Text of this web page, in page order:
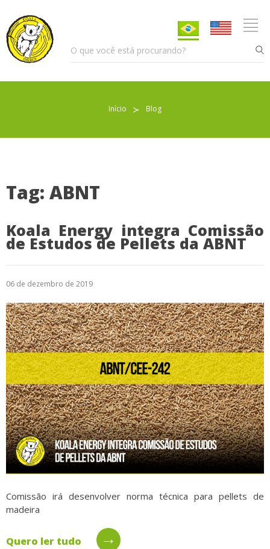
Início ≻ Blog
Tag: ABNT
Koala Energy integra Comissão
de Estudos de Pellets da ABNT
06 de dezembro de 2019
Comissão irá desenvolver norma técnica para pellets de
madeira
Quero ler tudo →
Sobre nós
Atendimento
Blog
Denúncias
Relatório Transparência
Trabalhe Conosco